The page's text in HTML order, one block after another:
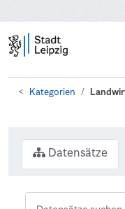
Kategorien
Datensätze